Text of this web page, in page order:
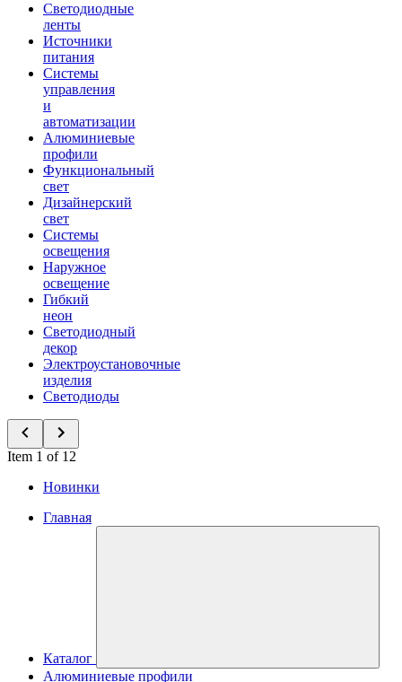
Светодиодные
ленты
Источники
питания
Системы
управления
и
автоматизации
Алюминиевые
профили
Функциональный
свет
Дизайнерский
свет
Системы
освещения
Наружное
освещение
Гибкий
неон
Светодиодный
декор
Электроустановочные
изделия
Светодиоды
Item 1 of 12
Новинки
Главная
Каталог
Алюминиевые профили